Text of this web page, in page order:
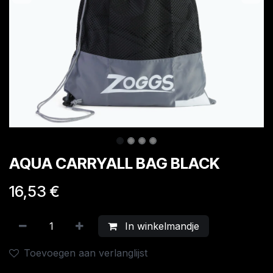
AQUA CARRYALL BAG BLACK
16,53 €
In winkelmandje
Toevoegen aan verlanglijst